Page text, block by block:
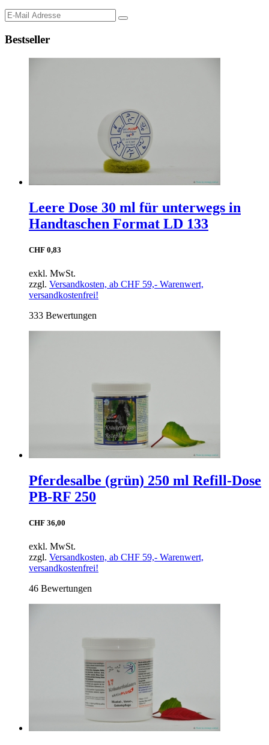
Bestseller
Leere Dose 30 ml für unterwegs in
Handtaschen Format LD 133
CHF 0,83
exkl. MwSt.
zzgl. Versandkosten, ab CHF 59,- Warenwert,
versandkostenfrei!
333 Bewertungen
Pferdesalbe (grün) 250 ml Refill-Dose
PB-RF 250
CHF 36,00
exkl. MwSt.
zzgl. Versandkosten, ab CHF 59,- Warenwert,
versandkostenfrei!
46 Bewertungen